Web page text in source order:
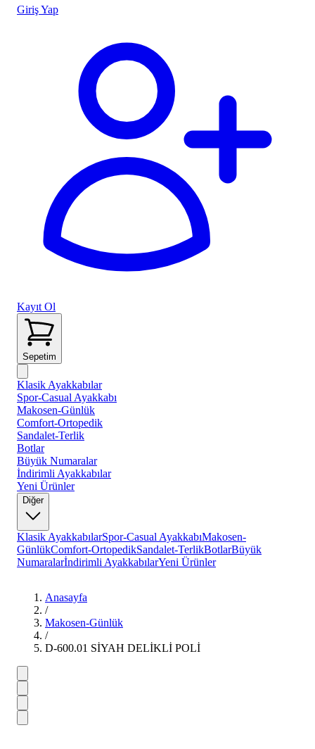
Giriş Yap
Kayıt Ol
Sepetim
Klasik Ayakkabılar
Spor-Casual Ayakkabı
Makosen-Günlük
Comfort-Ortopedik
Sandalet-Terlik
Botlar
Büyük Numaralar
İndirimli Ayakkabılar
Yeni Ürünler
Diğer
Klasik AyakkabılarSpor-Casual AyakkabıMakosen-
GünlükComfort-OrtopedikSandalet-TerlikBotlarBüyük
Numaralarİndirimli AyakkabılarYeni Ürünler
Anasayfa
/
Makosen-Günlük
/
D-600.01 SİYAH DELİKLİ POLİ